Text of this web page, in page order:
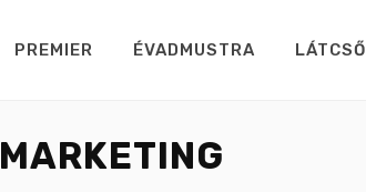
PREMIER ÉVADMUSTRA LÁTCSŐ
MARKETING